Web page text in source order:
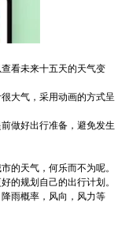
看未来十五天的天气变
大气，采用动画的方式呈
做好出行准备，避免发生
的天气，何乐而不为呢。
的规划自己的出行计划。
雨概率，风向，风力等